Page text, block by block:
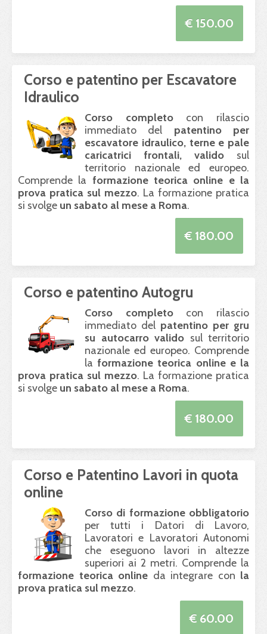
€ 150.00
Corso e patentino per Escavatore
Idraulico
Corso completocon rilascio
immediato del patentino per
escavatore idraulico, terne e pale
caricatrici frontali, valido sul
territorio nazionale ed europeo.
Comprende la formazione teorica online e la
prova pratica sul mezzo. La formazione pratica
si svolge un sabato al mese a Roma.
€ 180.00
Corso e patentino Autogru
Corso completocon rilascio
immediato del patentino per gru
su autocarro valido sul territorio
nazionale ed europeo. Comprende
laformazione teorica online e la
prova pratica sul mezzo. La formazione pratica
si svolge un sabato al mese a Roma.
€ 180.00
Corso e Patentino Lavori in quota
online
Corso di formazione obbligatorio
per tutti i Datori di Lavoro,
Lavoratori e Lavoratori Autonomi
che eseguono lavori in altezze
superiori ai 2 metri. Comprende la
formazione teorica online da integrare con la
prova pratica sul mezzo.
€ 60.00